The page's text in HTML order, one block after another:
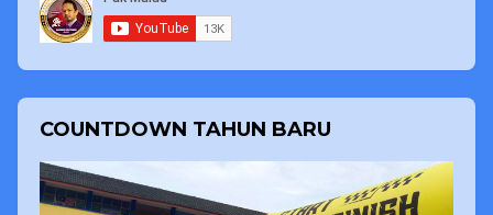
COUNTDOWN TAHUN BARU